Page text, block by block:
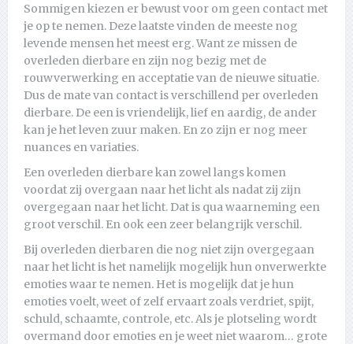
Sommigen kiezen er bewust voor om geen contact met
je op te nemen. Deze laatste vinden de meeste nog
levende mensen het meest erg. Want ze missen de
overleden dierbare en zijn nog bezig met de
rouwverwerking en acceptatie van de nieuwe situatie.
Dus de mate van contact is verschillend per overleden
dierbare. De een is vriendelijk, lief en aardig, de ander
kan je het leven zuur maken. En zo zijn er nog meer
nuances en variaties.
Een overleden dierbare kan zowel langs komen
voordat zij overgaan naar het licht als nadat zij zijn
overgegaan naar het licht. Dat is qua waarneming een
groot verschil. En ook een zeer belangrijk verschil.
Bij overleden dierbaren die nog niet zijn overgegaan
naar het licht is het namelijk mogelijk hun onverwerkte
emoties waar te nemen. Het is mogelijk dat je hun
emoties voelt, weet of zelf ervaart zoals verdriet, spijt,
schuld, schaamte, controle, etc. Als je plotseling wordt
overmand door emoties en je weet niet waarom… grote